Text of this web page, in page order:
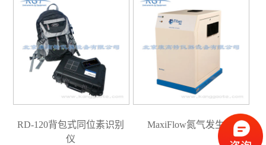
RD-120背包式同位素识别
仪
MaxiFlow氮气发生器